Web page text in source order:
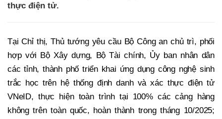
thực điện tử.
Tại Chỉ thị, Thủ tướng yêu cầu Bộ Công an chủ trì, phối
hợp với Bộ Xây dựng, Bộ Tài chính, Ủy ban nhân dân
các tỉnh, thành phố triển khai ứng dụng công nghệ sinh
trắc học trên hệ thống định danh và xác thực điện tử
VNeID, thực hiện toàn trình tại 100% các cảng hàng
không trên toàn quốc, hoàn thành trong tháng 10/2025;